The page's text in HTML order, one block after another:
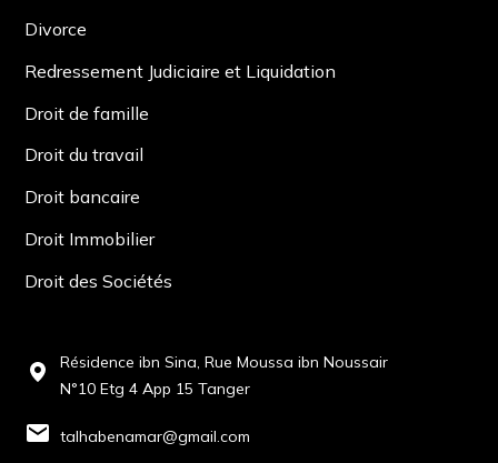
Divorce
Redressement Judiciaire et Liquidation
Droit de famille
Droit du travail
Droit bancaire
Droit Immobilier
Droit des Sociétés
Résidence ibn Sina, Rue Moussa ibn Noussair
N°10 Etg 4 App 15 Tanger
talhabenamar@gmail.com